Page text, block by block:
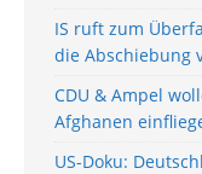
IS ruft zum
die Abschiebung
CDU & Ampel
Afghanen
US-Doku: